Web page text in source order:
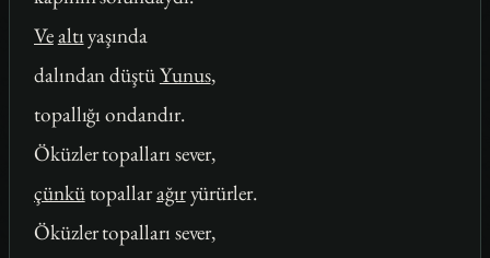
Vealtıyaşında
dalından düştüYunus,
topallığı ondandır.
Öküzler topalları sever,
çünkütopallarağıryürürler.
Öküzler topalları sever,